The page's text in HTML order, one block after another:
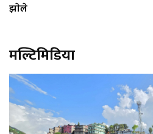
झाेले
मल्टिमिडिया